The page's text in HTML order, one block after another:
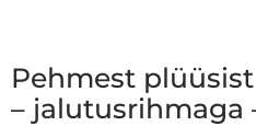
Pehmest plüüsist
– jalutusrihmaga